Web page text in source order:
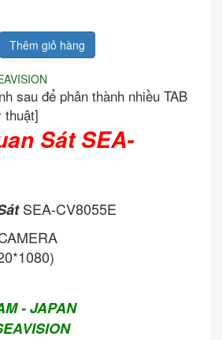
Thêm giỏ hàng
sau để phân thành nhiều TAB
thuật]
Sát SEA-
SEA-CV8055E
- JAPAN